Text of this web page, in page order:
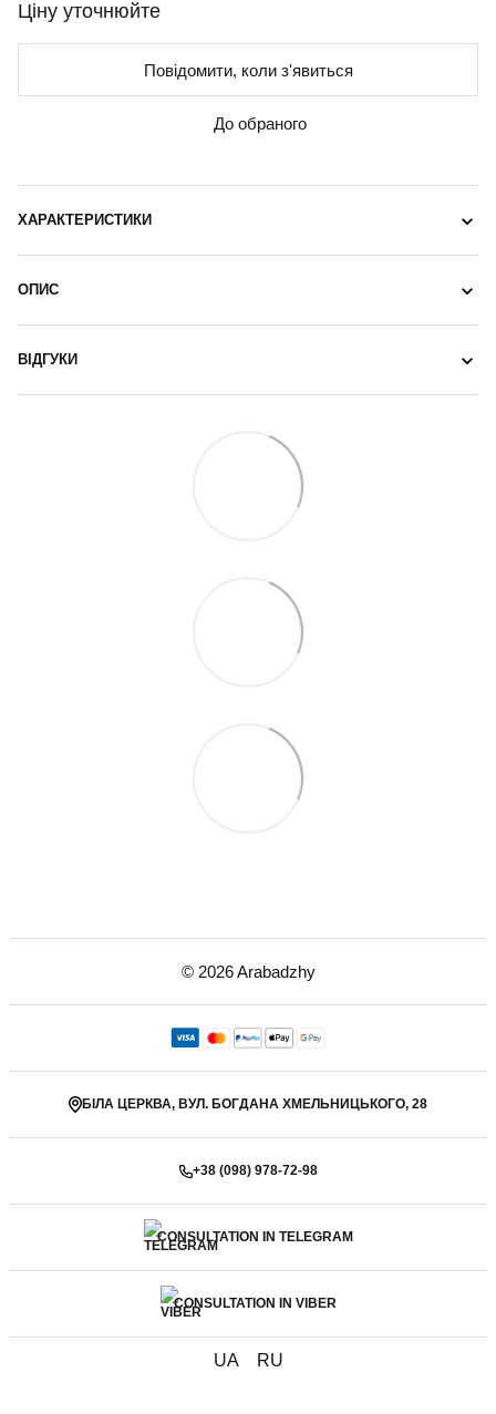
Ціну уточнюйте
Повідомити, коли з'явиться
До обраного
ХАРАКТЕРИСТИКИ
ОПИС
ВІДГУКИ
© 2026 Arabadzhy
БІЛА ЦЕРКВА, ВУЛ. БОГДАНА ХМЕЛЬНИЦЬКОГО, 28
+38 (098) 978-72-98
CONSULTATION IN TELEGRAM
CONSULTATION IN VIBER
UA RU